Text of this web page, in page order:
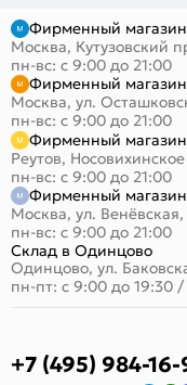
Фирменный
Москва, Кутузовский
пн-вс: с 9:00 до 21:00
Фирменный
Москва, ул.
пн-вс: с 9:00 до 21:00
Фирменный
Реутов,
пн-вс: с 9:00 до 21:00
Фирменный магазин
Москва, ул.
пн-вс: с 9:00 до 21:00
Склад в Одинцово
Одинцово, ул.
пн-пт: с 9:00 до 19:30 /
+7 (495) 984-